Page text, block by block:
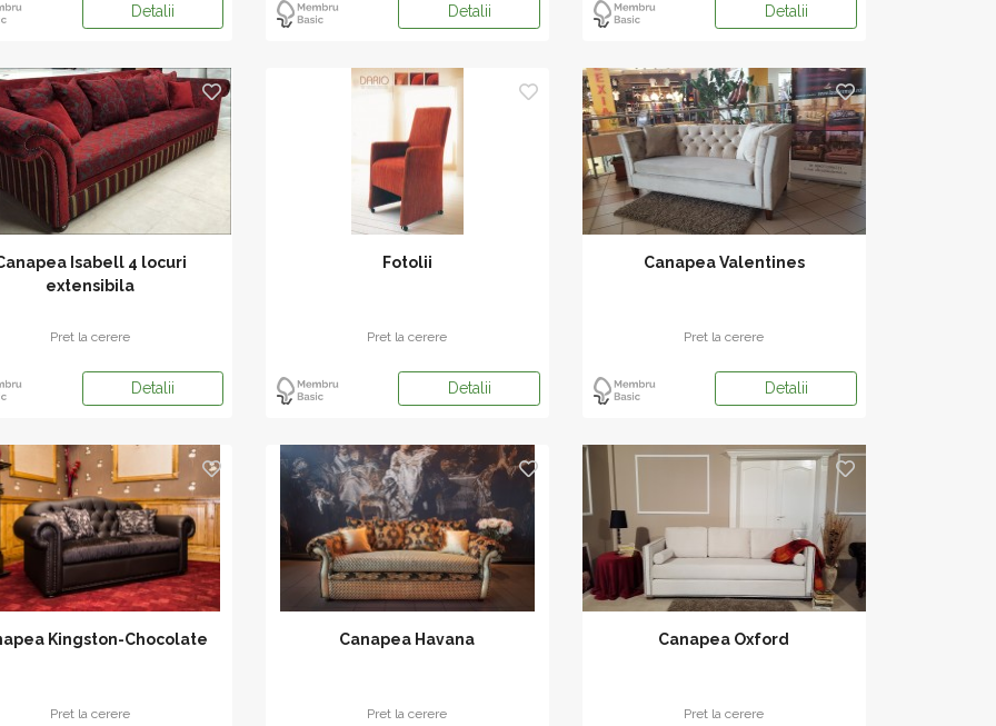
Detalii Detalii Detalii
Isabell 4 locuri
extensibila
Pret la cerere
Detalii
Fotolii
Pret la cerere
Detalii
Canapea Valentines
Pret la cerere
Detalii
Kingston-Chocolate
Pret la cerere
Canapea Havana
Pret la cerere
Canapea Oxford
Pret la cerere